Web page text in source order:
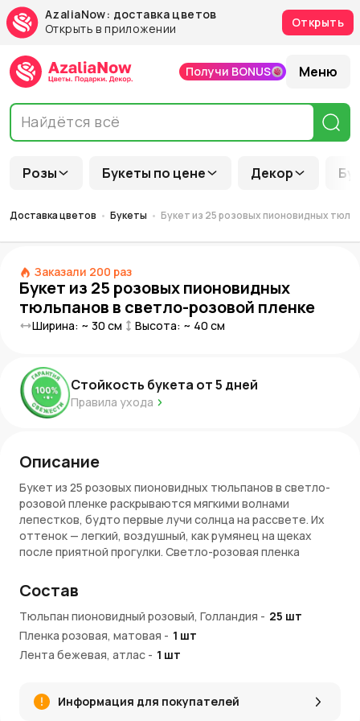
AzaliaNow: доставка цветов
Открыть в приложении
Открыть
Розы Букеты по цене Декор
Получи BONUS Меню
Доставка цветов Букеты Букет из 25 розовых пионовидных
Заказали 200 раз
Букет из 25 розовых пионовидных
тюльпанов в светло-розовой пленке
Ширина: ~ 30 см Высота: ~ 40 см
Стойкость букета от5 дней
Правила ухода
Описание
Букет из 25 розовых пионовидных тюльпанов в светло-
розовой пленке раскрываются мягкими волнами
лепестков, будто первые лучи солнца на рассвете. Их
оттенок — легкий, воздушный, как румянец на щеках
после приятной прогулки. Светло-розовая пленка
а лишь усиливая ощущение гармонии. Этот букет создан
для того, чтобы передавать теплые эмоции:
благодарность, восхищение, заботу.
Пышность и символика
Розовый цветсимволизирует нежность,
Состав
Тюльпан пионовидный розовый, Голландия - 25 шт
Пленка розовая, матовая - 1 шт
Лента бежевая, атлас - 1 шт
Информация для покупателей